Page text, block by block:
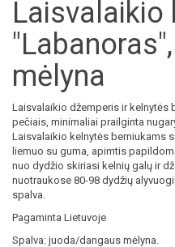
mėlyna
Laisvalaikio džemperis ir kelnytės
pečiais, minimaliai prailginta
Laisvalaikio kelnytės berniukams
liemuo su guma, apimtis
nuo dydžio skiriasi kelnių galų ir
nuotraukose 80-98 dydžių
spalva.
Pagaminta Lietuvoje
Spalva: juoda/dangaus mėlyna.